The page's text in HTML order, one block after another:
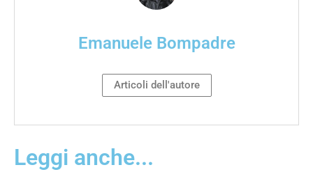
Emanuele Bompadre
Articoli dell'autore
Leggi anche...